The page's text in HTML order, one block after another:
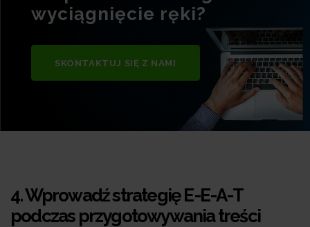
wyciągnięcie ręki?
SKONTAKTUJ SIĘ Z NAMI
4. Wprowadź strategię E-E-A-T
podczas przygotowywania treści